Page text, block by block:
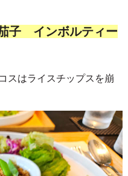
子 インボルティー
スはライスチップスを崩